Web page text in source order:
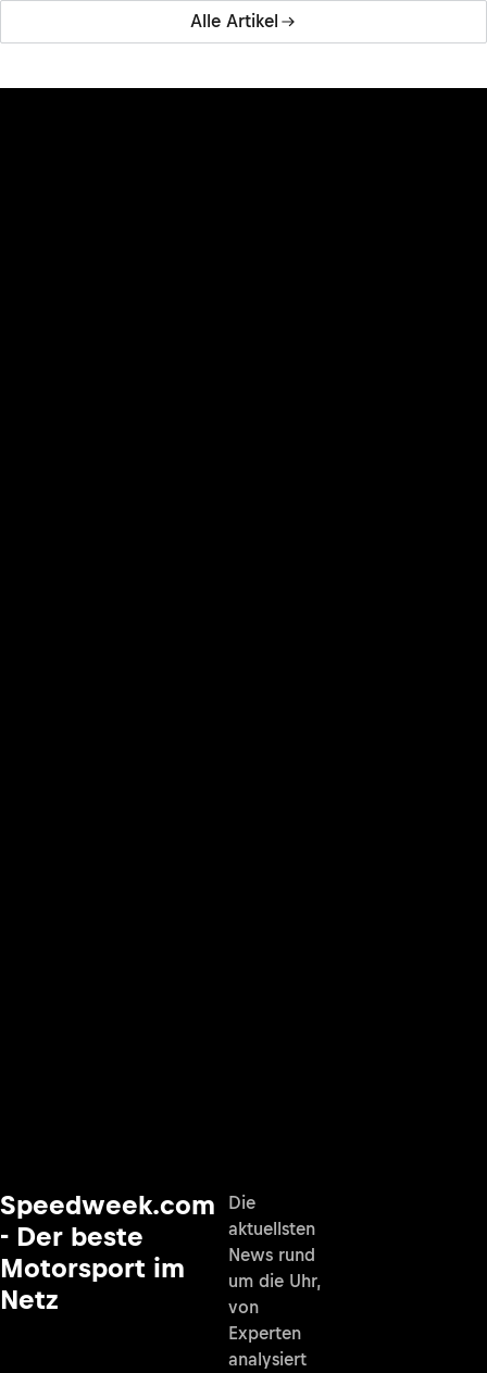
Alle Artikel
Speedweek.com
- Der beste
Motorsport im
Netz
Die
aktuellsten
News rund
um die Uhr,
von
Experten
analysiert